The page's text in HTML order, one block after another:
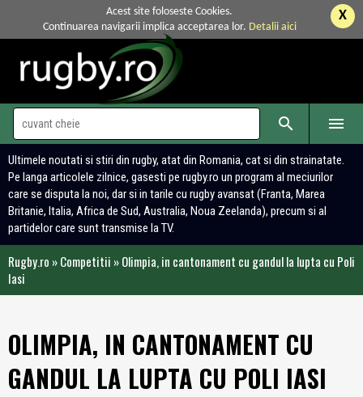
X
Acest site foloseste Cookies.
Continuarea navigarii implica acceptarea lor. Detalii aici
 
Ultimele noutati si stiri din rugby, atat din Romania, cat si din strainatate.
Pe langa articolele zilnice, gasesti pe rugby.ro un program al meciurilor
care se disputa la noi, dar si in tarile cu rugby avansat (Franta, Marea
Britanie, Italia, Africa de Sud, Australia, Noua Zeelanda), precum si al
partidelor care sunt transmise la TV.
Rugby.ro »Competitii »Olimpia, in cantonament cu gandul la lupta cu Poli
Iasi
OLIMPIA, IN CANTONAMENT CU
GANDUL LA LUPTA CU POLI IASI